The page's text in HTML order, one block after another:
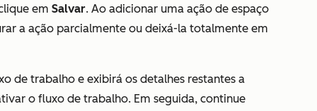
em Salvar. Ao adicionar uma ação de espaço
a ação parcialmente ou deixá-la totalmente em
de trabalho e exibirá os detalhes restantes a
o fluxo de trabalho. Em seguida, continue